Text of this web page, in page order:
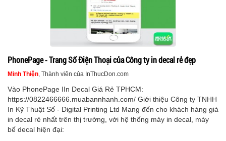
PhonePage - Trang Số Điện Thoại của Công ty in decal rẻ đẹp
Minh Thiện, Thành viên của InThucDon.com
Vào PhonePage IIn Decal Giá Rẻ TPHCM:
https://0822466666.muabannhanh.com/ Giới thiệu Công ty TNHH
In Kỹ Thuật Số - Digital Printing Ltd Mang đến cho khách hàng giá
in decal rẻ nhất trên thị trường, với hệ thống máy in decal, máy
bế decal hiện đại: